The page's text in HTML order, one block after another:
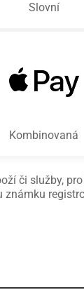
Slovní
Kombinovaná
či služby,
známku